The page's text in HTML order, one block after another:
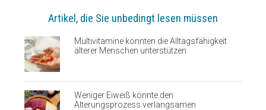
Artikel, die Sie unbedingt lesen müssen
Multivitamine könnten die Alltagsfähigkeit
älterer Menschen unterstützen
Weniger Eiweiß könnte den
Alterungsprozess verlangsamen